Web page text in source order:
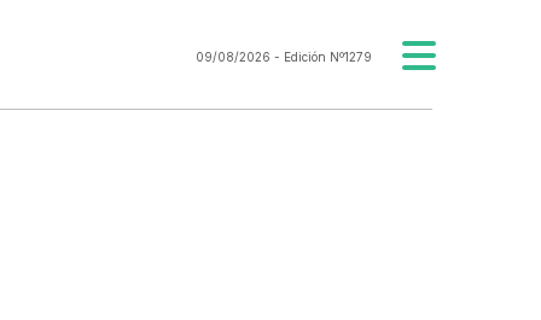
09/08/2026 - Edición Nº1279